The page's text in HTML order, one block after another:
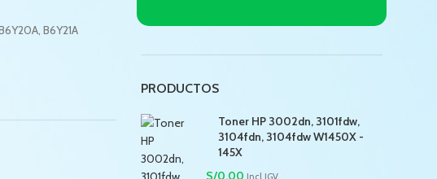
, B6Y21A
PRODUCTOS
Toner HP 3002dn, 3101fdw,
3104fdn, 3104fdw W1450X -
145X
S/0.00 Incl IGV